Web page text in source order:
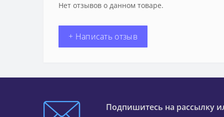
Нет отзывов о данном товаре.
+ Написать отзыв
Подпишитесь на рассылку